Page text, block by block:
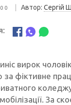
Автор: Сергій
вирок
за фіктивне
За